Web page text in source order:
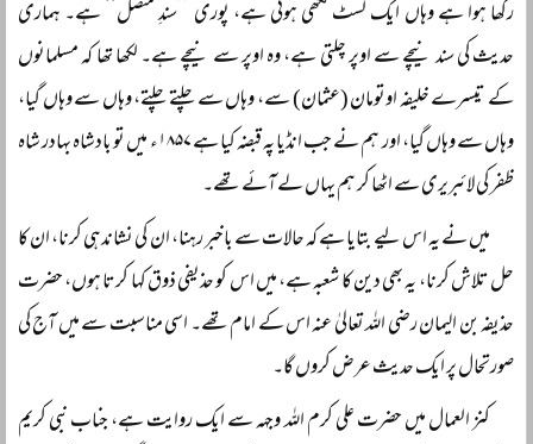
رکھا ہوا ہے وہاں ایک لسٹ لکھی ہوئی ہے، پوری ’’سندِ متصل‘‘ ہے۔ ہماری
حدیث کی سند نیچے سے اوپر چلتی ہے، وہ اوپر سے نیچے ہے۔ لکھا تھا کہ مسلمانوں
کے تیسرے خلیفہ اوتومان (عثمان) سے، وہاں سے چلتے چلتے، وہاں سے وہاں گیا،
وہاں سے وہاں گیا، اور ہم نے جب انڈیا پہ قبضہ کیا ہے ۱۸۵۷ء میں تو بادشاہ بہادر شاہ
ظفر کی لائبریری سے اٹھا کر ہم یہاں لے آئے تھے۔
میں نے یہ اس لیے بتایا ہے کہ حالات سے باخبر رہنا، ان کی نشاندہی کرنا، ان کا
حل تلاش کرنا، یہ بھی دین کا شعبہ ہے، میں اس کو حذیفی ذوق کہا کرتا ہوں، حضرت
حذیفہ بن الیمان رضی اللہ تعالیٰ عنہ اس کے امام تھے۔ اسی مناسبت سے میں آج کی
صورتحال پر ایک حدیث عرض کروں گا۔
کنز العمال میں حضرت علی کرم اللہ وجہہ سے ایک روایت ہے، جناب نبی کریم